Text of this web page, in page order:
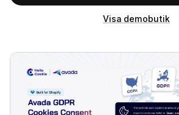
Visa demobutik